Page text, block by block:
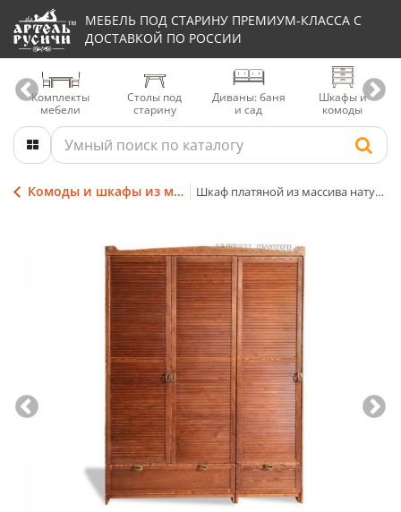
МЕБЕЛЬ ПОД СТАРИНУ ПРЕМИУМ-КЛАССА С
ДОСТАВКОЙ ПО РОССИИ
Комплекты
мебели
Столы под
старину
Диваны: баня
и сад
Шкафы и
комоды
Комоды и шкафы из массива дерева Шкаф платяной из массива натурального дерева